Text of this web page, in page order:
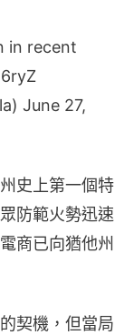
in recent
June 27,
史上第一個特
防範火勢迅速
商已向猶他州
契機，但當局